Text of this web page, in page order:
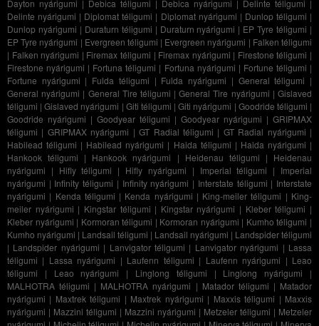
Dayton nyárigumi | Debica téligumi | Debica nyárigumi | Delinte téligumi |
Delinte nyárigumi | Diplomat téligumi | Diplomat nyárigumi | Dunlop téligumi |
Dunlop nyárigumi | Duraturn téligumi | Duraturn nyárigumi | EP Tyre téligumi |
EP Tyre nyárigumi | Evergreen téligumi | Evergreen nyárigumi | Falken téligumi
| Falken nyárigumi | Firemax téligumi | Firemax nyárigumi | Firestone téligumi |
Firestone nyárigumi | Fortuna téligumi | Fortuna nyárigumi | Fortune téligumi |
Fortune nyárigumi | Fulda téligumi | Fulda nyárigumi | General téligumi |
General nyárigumi | General Tire téligumi |General Tire nyárigumi |Gislaved
téligumi |Gislaved nyárigumi | Giti téligumi |Giti nyárigumi | Goodride téligumi |
Goodride nyárigumi | Goodyear téligumi | Goodyear nyárigumi | GRIPMAX
téligumi | GRIPMAX nyárigumi |GT Radial téligumi | GT Radial nyárigumi |
Habilead téligumi | Habilead nyárigumi | Haida téligumi | Haida nyárigumi |
Hankook téligumi | Hankook nyárigumi | Heidenau téligumi | Heidenau
nyárigumi | Hifly téligumi | Hifly nyárigumi | Imperial téligumi | Imperial
nyárigumi | Infinity téligumi | Infinity nyárigumi | Interstate téligumi | Interstate
nyárigumi | Kenda téligumi | Kenda nyárigumi | King-meiler téligumi | King-
meiler nyárigumi | Kingstar téligumi | Kingstar nyárigumi | Kleber téligumi |
Kleber nyárigumi | Kormoran téligumi | Kormoran nyárigumi | Kumho téligumi |
Kumho nyárigumi | Landsail téligumi | Landsail nyárigumi | Landspider téligumi
| Landspider nyárigumi | Lanvigator téligumi | Lanvigator nyárigumi | Lassa
téligumi | Lassa nyárigumi | Laufenn téligumi | Laufenn nyárigumi | Leao
téligumi | Leao nyárigumi | Linglong téligumi | Linglong nyárigumi |
MALHOTRA téligumi | MALHOTRA nyárigumi | Matador téligumi | Matador
nyárigumi | Maxtrek téligumi | Maxtrek nyárigumi | Maxxis téligumi | Maxxis
nyárigumi | Mazzini téligumi | Mazzini nyárigumi | Metzeler téligumi | Metzeler